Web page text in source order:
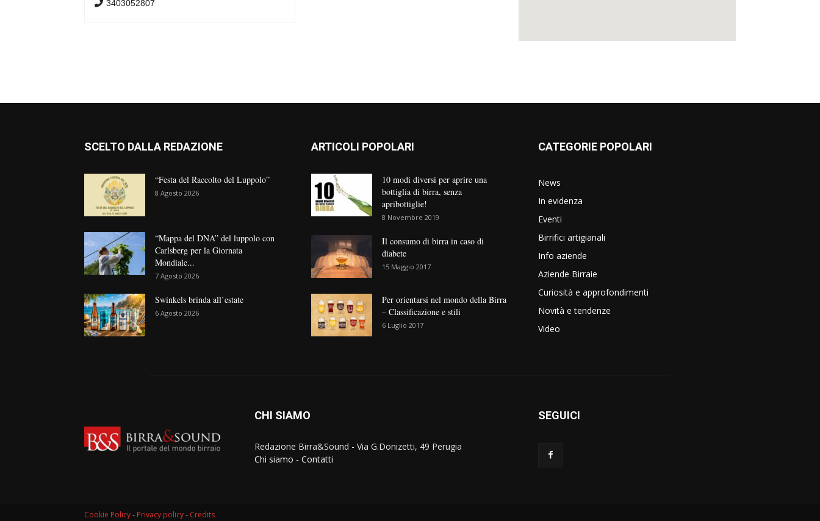
3403052807
SCELTO DALLA REDAZIONE
“Festa del Raccolto del Luppolo”
8 Agosto 2026
“Mappa del DNA” del luppolo con
Carlsberg per la Giornata
Mondiale...
7 Agosto 2026
Swinkels brinda all’estate
6 Agosto 2026
ARTICOLI POPOLARI
10 modi diversi per aprire una
bottiglia di birra, senza
apribottiglie!
8 Novembre 2019
Il consumo di birra in caso di
diabete
15 Maggio 2017
Per orientarsi nel mondo della Birra
– Classificazione e stili
6 Luglio 2017
CATEGORIE POPOLARI
News
In evidenza
Eventi
Birrifici artigianali
Info aziende
Aziende Birraie
Curiosità e approfondimenti
Novità e tendenze
Video
CHI SIAMO
Redazione Birra&Sound - Via G.Donizetti, 49 Perugia
Chi siamo - Contatti
SEGUICI
Cookie Policy- Privacy policy- Credits